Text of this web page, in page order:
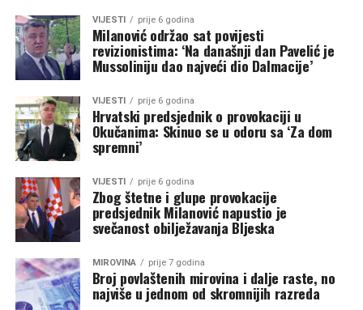
VIJESTI prije 6 godina
Milanović održao sat povijesti
revizionistima: ‘Na današnji dan Pavelić je
Mussoliniju dao najveći dio Dalmacije’
VIJESTI prije 6 godina
Hrvatski predsjednik o provokaciji u
Okučanima: Skinuo se u odoru sa ‘Za dom
spremni’
VIJESTI prije 6 godina
Zbog štetne i glupe provokacije
predsjednik Milanović napustio je
svečanost obilježavanja Bljeska
MIROVINA prije 7 godina
Broj povlaštenih mirovina i dalje raste, no
najviše u jednom od skromnijih razreda